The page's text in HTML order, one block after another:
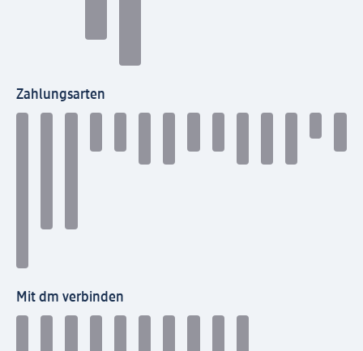
Zahlungsarten
Mit dm verbinden